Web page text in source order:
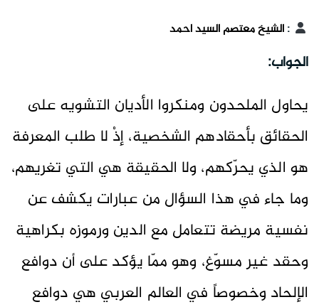
:الشيخ معتصم السيد احمد
الجواب:
يحاول الملحدون ومنكروا الأديان التشويه على
الحقائق بأحقادهم الشخصية، إذْ لا طلب المعرفة
هو الذي يحرّكهم، ولا الحقيقة هي التي تغريهم،
وما جاء في هذا السؤال من عبارات يكشف عن
نفسية مريضة تتعامل مع الدين ورموزه بكراهية
وحقد غير مسوّغ، وهو ممّا يؤكد على أن دوافع
الإلحاد وخصوصاً في العالم العربي هي دوافع